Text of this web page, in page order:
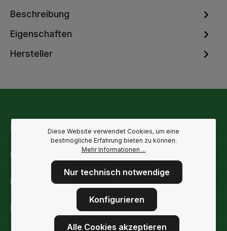
Beschreibung
Eigenschaften
Hersteller
Service-Hotline
Rechtliche Hinweise
Informationen
Folge uns
Diese Website verwendet Cookies, um eine
bestmögliche Erfahrung bieten zu können.
Mehr Informationen ...
Nur technisch notwendige
Konfigurieren
Alle Cookies akzeptieren